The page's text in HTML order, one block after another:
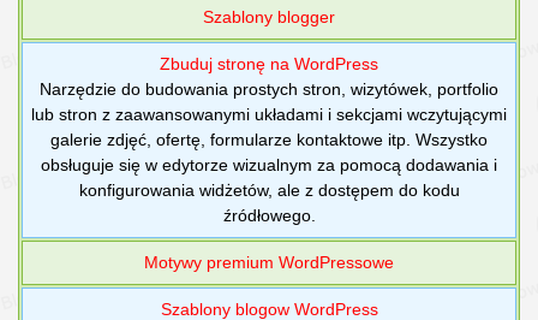
Szablony blogger
Zbuduj stronę na WordPress
Narzędzie do budowania prostych stron, wizytówek, portfolio
lub stron z zaawansowanymi układami i sekcjami wczytującymi
galerie zdjęć, ofertę, formularze kontaktowe itp. Wszystko
obsługuje się w edytorze wizualnym za pomocą dodawania i
konfigurowania widżetów, ale z dostępem do kodu
źródłowego.
Motywy premium WordPressowe
Szablony blogow WordPress